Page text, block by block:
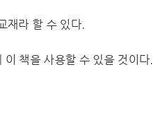
재라 할 수 있다.
책을 사용할 수 있을 것이다.